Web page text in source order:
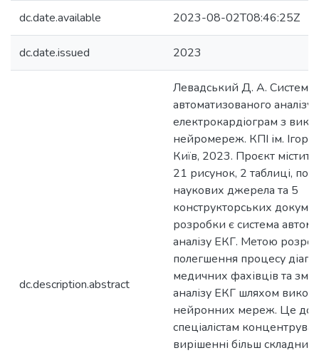
dc.date.available 2023-08-02T08:46:25Z
dc.date.issued 2023
dc.description.abstract
Левадський Д. А. Система
автоматизованого аналізу
електрокардіограм з
нейромереж. КПІ ім. Ігоря
Київ, 2023. Проєкт містить
21 рисунок, 2 таблиці,
наукових джерела та 5
конструкторських
розробки є система
аналізу ЕКГ. Метою
полегшення процесу
медичних фахівців та
аналізу ЕКГ шляхом
нейронних мереж. Це
спеціалістам
вирішенні більш складних